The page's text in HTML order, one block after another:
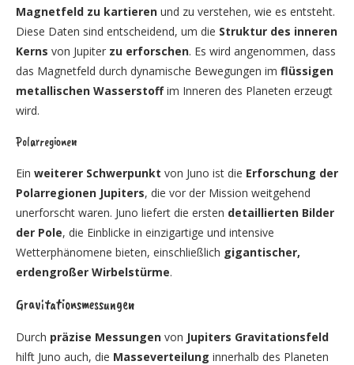
Magnetfeld zu kartieren und zu verstehen, wie es entsteht.
Diese Daten sind entscheidend, um die Struktur des inneren
Kerns von Jupiter zu erforschen. Es wird angenommen, dass
das Magnetfeld durch dynamische Bewegungen im flüssigen
metallischen Wasserstoffim Inneren des Planeten erzeugt
wird.
Polarregionen
Ein weiterer Schwerpunkt von Juno ist die Erforschung der
Polarregionen Jupiters, die vor der Mission weitgehend
unerforscht waren. Juno liefert die ersten detaillierten Bilder
der Pole, die Einblicke in einzigartige und intensive
Wetterphänomene bieten, einschließlich gigantischer,
erdengroßer Wirbelstürme.
Gravitationsmessungen
Durch präzise Messungen von Jupiters Gravitationsfeld
hilft Juno auch, die Masseverteilung innerhalb des Planeten